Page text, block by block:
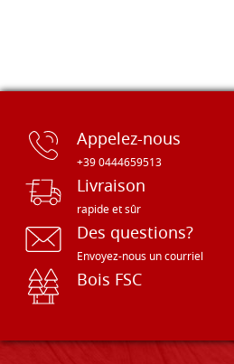
Appelez-nous
+39 0444659513
Livraison
rapide et sûr
Des questions?
Envoyez-nous un courriel
Bois FSC